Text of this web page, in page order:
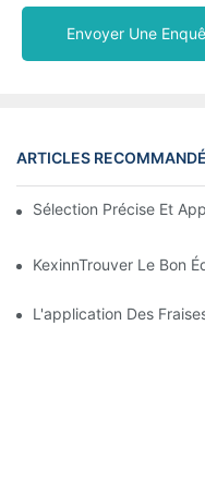
Envoyer Une
ARTICLES
Sélection Précise Et
KexinnTrouver Le Bon
L'application Des